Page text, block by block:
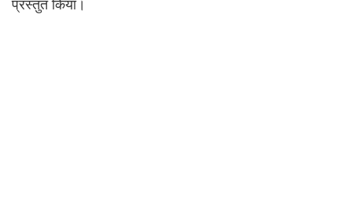
प्रस्तुत किया।